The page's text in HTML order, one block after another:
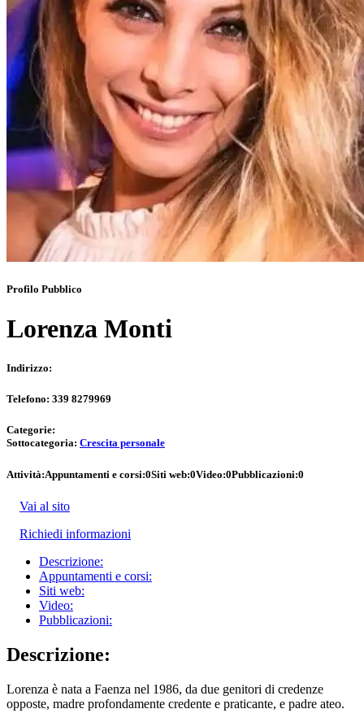
Profilo Pubblico
Lorenza Monti
Indirizzo:
Telefono: 339 8279969
Categorie:
Sottocategoria: Crescita personale
Attività:Appuntamenti e corsi:0Siti web:0Video:0Pubblicazioni:0
Vai al sito
Richiedi informazioni
Descrizione:
Appuntamenti e corsi:
Siti web:
Video:
Pubblicazioni:
Descrizione:
Lorenza è nata a Faenza nel 1986, da due genitori di credenze
opposte, madre profondamente credente e praticante, e padre ateo.